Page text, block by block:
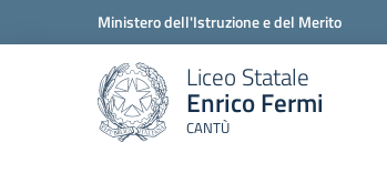
Ministero dell'Istruzione e del Merito
Liceo Statale
Enrico Fermi
CANTÙ